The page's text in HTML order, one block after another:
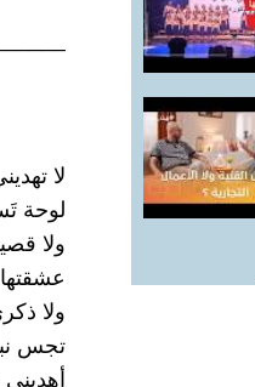
لا
لوحة
ولا
ولا
تجس
أهديني